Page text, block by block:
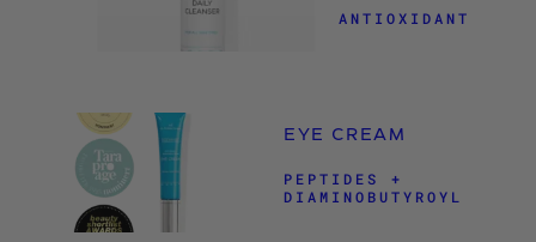
ANTIOXIDANT
EYE CREAM
PEPTIDES +
DIAMINOBUTYROYL